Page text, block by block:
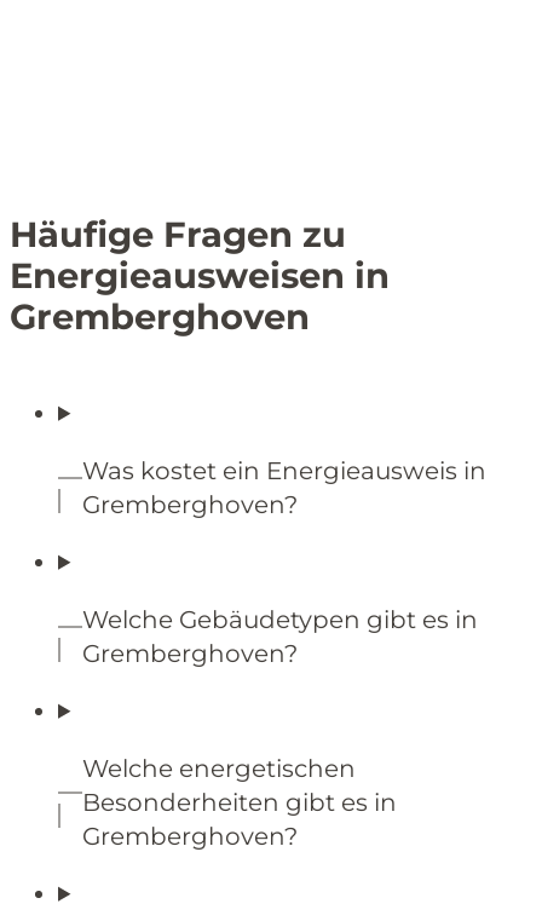
Häufige Fragen zu
Energieausweisen in
Gremberghoven
Was kostet ein Energieausweis in
Gremberghoven?
Welche Gebäudetypen gibt es in
Gremberghoven?
Welche energetischen
Besonderheiten gibt es in
Gremberghoven?